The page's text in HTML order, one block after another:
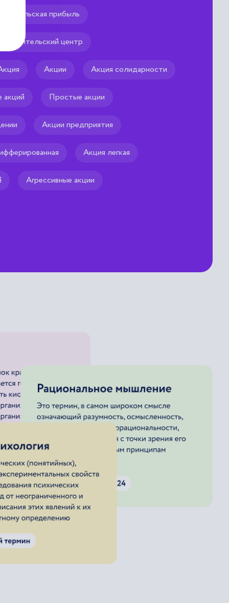
прибыль
центр
Акции Акция солидарности
акций Простые акции
Акции предприятия
Акция легкая
Агрессивные акции